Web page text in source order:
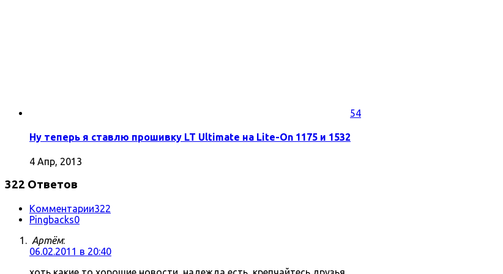
54
Ну теперь я ставлю прошивку LT Ultimate на Lite-On 1175 и 1532
4 Апр, 2013
322 Ответов
Комментарии322
Pingbacks0
Артём:
06.02.2011 в 20:40